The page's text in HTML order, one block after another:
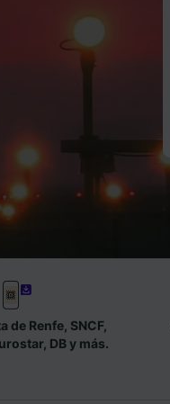
de Renfe, SNCF,
DB y más.